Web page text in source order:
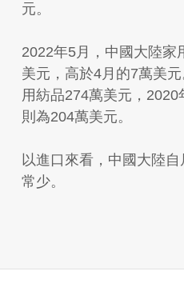
元。
2022年5月，中國大陸家
美元，高於4月的7萬美
用紡品274萬美元，
則為204萬美元。
以進口來看，中國大陸
常少。